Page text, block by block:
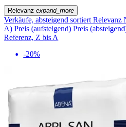
Relevanz expand_more
Verkäufe, absteigend sortiert Relevanz
A) Preis (aufsteigend) Preis
Referenz, Z bis A
-20%